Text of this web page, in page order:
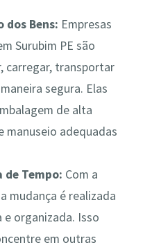
dos Bens: Empresas
Surubim PE são
carregar, transportar
segura. Elas
de alta
manuseio adequadas
de Tempo: Com a
mudança é realizada
e organizada. Isso
em outras